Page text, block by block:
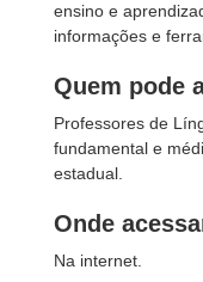
ensino e
informações e
Quem pode
Professores de
fundamental e
estadual.
Onde
Na internet.